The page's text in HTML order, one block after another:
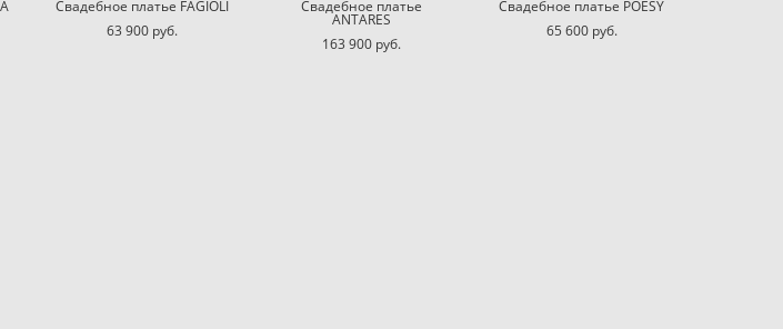
Свадебное платье FAGIOLI
63 900 pуб.
Свадебное платье
ANTARES
163 900 pуб.
Свадебное платье POESY
65 600 pуб.